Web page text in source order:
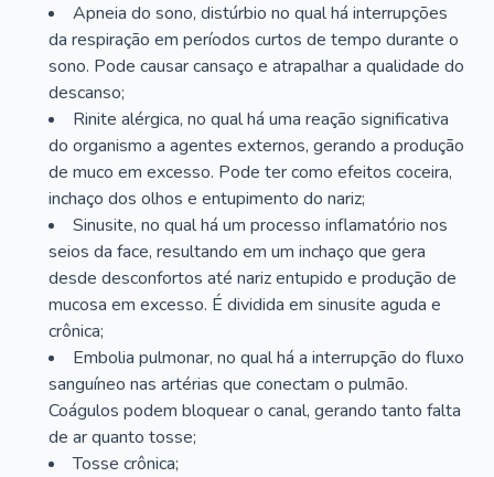
Apneia do sono, distúrbio no qual há interrupções
da respiração em períodos curtos de tempo durante o
sono. Pode causar cansaço e atrapalhar a qualidade do
descanso;
Rinite alérgica, no qual há uma reação significativa
do organismo a agentes externos, gerando a produção
de muco em excesso. Pode ter como efeitos coceira,
inchaço dos olhos e entupimento do nariz;
Sinusite, no qual há um processo inflamatório nos
seios da face, resultando em um inchaço que gera
desde desconfortos até nariz entupido e produção de
mucosa em excesso. É dividida em sinusite aguda e
crônica;
Embolia pulmonar, no qual há a interrupção do fluxo
sanguíneo nas artérias que conectam o pulmão.
Coágulos podem bloquear o canal, gerando tanto falta
de ar quanto tosse;
Tosse crônica;